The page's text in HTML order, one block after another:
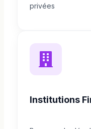
privées
Institutions